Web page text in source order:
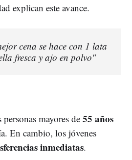
explican este avance.
cena se hace con 1 lata
fresca y ajo en polvo"
mayores de 55 años
En cambio, los jóvenes
inmediatas.